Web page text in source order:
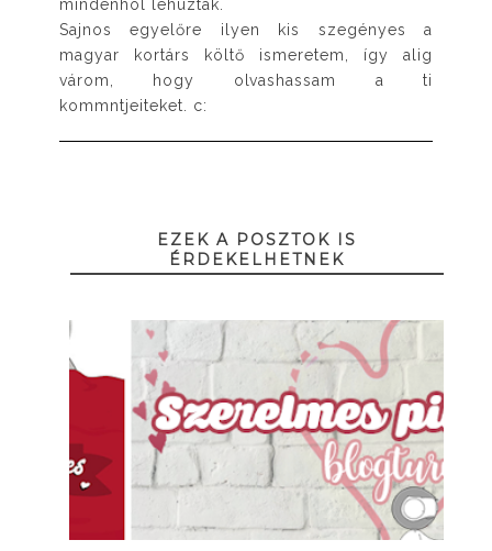
mindenhol lehúzták.
Sajnos egyelőre ilyen kis szegényes a
magyar kortárs költő ismeretem, így alig
várom, hogy olvashassam a ti
kommntjeiteket. c:
EZEK A POSZTOK IS
ÉRDEKELHETNEK